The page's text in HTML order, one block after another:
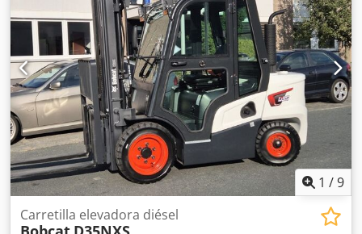
accionamiento:Elektro, ancho de construcción:820 mm,
Transpaleta Centro de carga: 600 Ancho de la horquilla:
560 mm Tipo de mástil: Triplex Condición: Nuevo Estado
técnico: Nuevo Tipo de neumáticos delanteros: poliuretano
Estado de los neumáticos delanteros: 80 - 100% Tipo de
neumáticos traseros: poliuretano Estado de los neumáticos
traseros: 80 - 100% Voltaje de la batería: 24 V Batería Ah:
150 Ah Tipo de batería: iones de litio Año de fabricación de
la batería: 2025 Crodpjwi Acgefx An Hjf Estado de la
batería: 80 - 100% Carrera inicial, carrera libre completa,
certificado CE, Batería de iones de litio que no requiere
mantenimiento.
1 /9
Carretilla elevadora diésel